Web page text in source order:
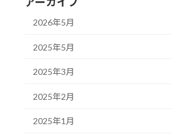
2026年5月
2025年5月
2025年3月
2025年2月
2025年1月